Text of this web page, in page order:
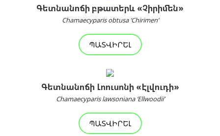
Գետնանոճի բթատերև «Չիրիմեն»
Chamaecyparis obtusa ‘Chirimen’
ՊԱՏՎԻՐԵԼ
Գետնանոճի Լոուսոնի «Էլվուդի»
Chamaecyparis lawsoniana ‘Ellwoodii’
ՊԱՏՎԻՐԵԼ